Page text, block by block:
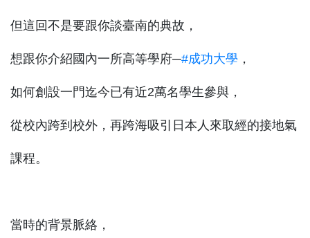
但這回不是要跟你談臺南的典故，
想跟你介紹國內一所高等學府─#成功大學 ，
如何創設一門迄今已有近2萬名學生參與，
從校內跨到校外，再跨海吸引日本人來取經的接地氣
課程。
當時的背景脈絡，